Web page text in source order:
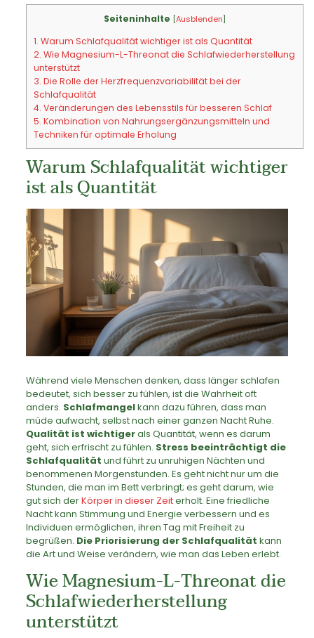
Seiteninhalte [Ausblenden]
1. Warum Schlafqualität wichtiger ist als Quantität
2. Wie Magnesium-L-Threonat die Schlafwiederherstellung
unterstützt
3. Die Rolle der Herzfrequenzvariabilität bei der
Schlafqualität
4. Veränderungen des Lebensstils für besseren Schlaf
5. Kombination von Nahrungsergänzungsmitteln und
Techniken für optimale Erholung
Warum Schlafqualität wichtiger
ist als Quantität
Während viele Menschen denken, dass länger schlafen
bedeutet, sich besser zu fühlen, ist die Wahrheit oft
anders. Schlafmangelkann dazu führen, dass man
müde aufwacht, selbst nach einer ganzen Nacht Ruhe.
Qualität ist wichtigerals Quantität, wenn es darum
geht, sich erfrischt zu fühlen. Stress beeinträchtigt die
Schlafqualität und führt zu unruhigen Nächten und
benommenen Morgenstunden. Es geht nicht nur um die
Stunden, die man im Bett verbringt; es geht darum, wie
gut sich derKörper in dieser Zeiterholt. Eine friedliche
Nacht kann Stimmung und Energie verbessern und es
Individuen ermöglichen, ihren Tag mit Freiheit zu
begrüßen. Die Priorisierung der Schlafqualität kann
die Art und Weise verändern, wie man das Leben erlebt.
Wie Magnesium-L-Threonat die
Schlafwiederherstellung
unterstützt